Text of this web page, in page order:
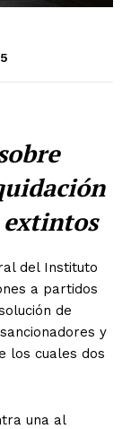
del Instituto
a partidos
de
y
los cuales dos
una al